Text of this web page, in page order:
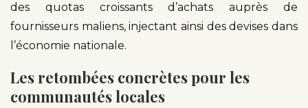
des quotas croissants d’achats auprès de
fournisseurs maliens, injectant ainsi des devises dans
l’économie nationale.
Les retombées concrètes pour les
communautés locales